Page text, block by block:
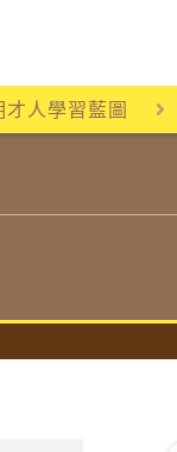
才人學習藍圖